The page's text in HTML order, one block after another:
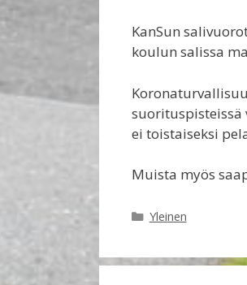
KanSun
koulun salissa
suorituspisteissä
ei toistaiseksi
Muista myös
Kategoriat
Yleinen